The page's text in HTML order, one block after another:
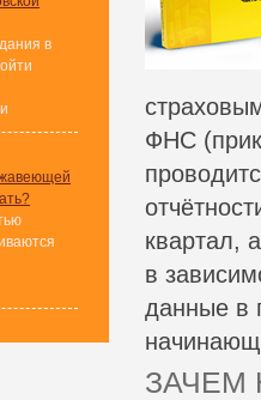
в
ФНС
квартал,
в
данные в
ЗАЧЕМ